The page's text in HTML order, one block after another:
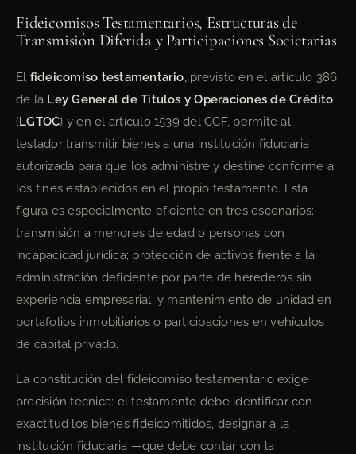
Fideicomisos Testamentarios, Estructuras de
Transmisión Diferida y Participaciones Societarias
El fideicomiso testamentario, previsto en el artículo 386
de la Ley General de Títulos y Operaciones de Crédito
(LGTOC) y en el artículo 1539 del CCF, permite al
testador transmitir bienes a una institución fiduciaria
autorizada para que los administre y destine conforme a
los fines establecidos en el propio testamento. Esta
figura es especialmente eficiente en tres escenarios:
transmisión a menores de edad o personas con
incapacidad jurídica; protección de activos frente a la
administración deficiente por parte de herederos sin
experiencia empresarial; y mantenimiento de unidad en
portafolios inmobiliarios o participaciones en vehículos
de capital privado.
La constitución del fideicomiso testamentario exige
precisión técnica: el testamento debe identificar con
exactitud los bienes fideicomitidos, designar a la
institución fiduciaria —que debe contar con la